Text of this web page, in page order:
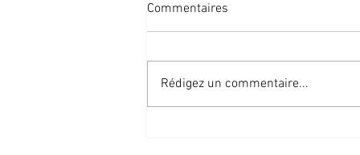
Commentaires
Rédigez un commentaire...